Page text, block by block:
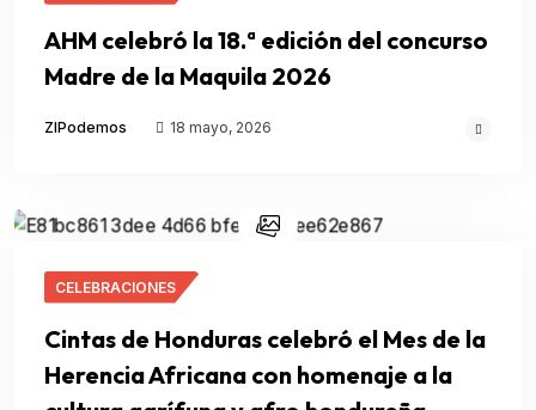
AHM celebró la 18.ª edición del concurso
Madre de la Maquila 2026
ZIPodemos 18 mayo, 2026
CELEBRACIONES
Cintas de Honduras celebró el Mes de la
Herencia Africana con homenaje a la